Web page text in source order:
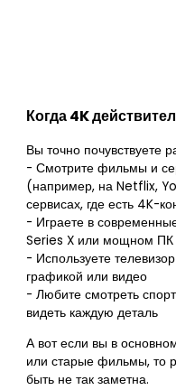
Когда 4K
Вы точно почувствуете
- Смотрите фильмы и
(например, на Netflix,
сервисах, где есть 4K-
- Играете в
Series X или мощном ПК
- Используете
графикой или видео
- Любите смотреть
видеть каждую деталь
А вот если вы в
или старые фильмы, то
быть не так заметна.